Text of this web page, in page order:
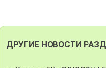
ДРУГИЕ НОВОСТИ